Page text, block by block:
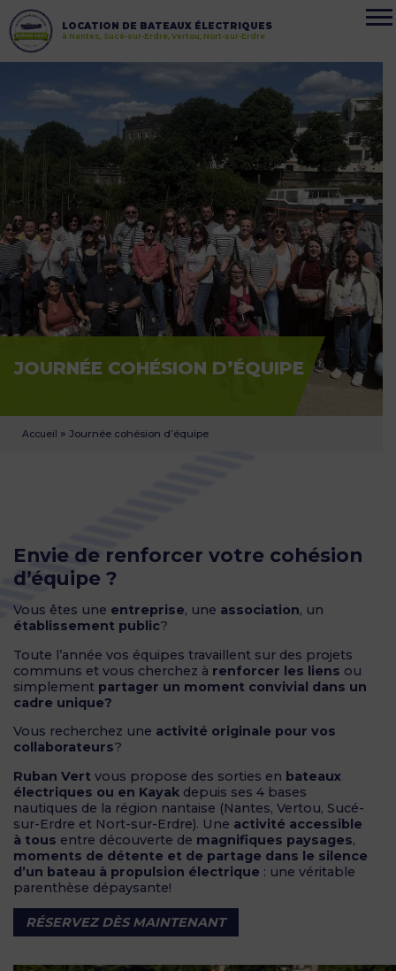
LOCATION DE BATEAUX ÉLECTRIQUES
à Nantes, Sucé-sur-Erdre, Vertou, Nort-sur-Erdre
JOURNÉE COHÉSION D’ÉQUIPE
Accueil » Journée cohésion d’équipe
Envie de renforcer votre cohésion
d’équipe ?
Vous êtes une entreprise, une association, un
établissement public?
Toute l’année vos équipes travaillent sur des projets
communs et vous cherchez à renforcer les liens ou
simplement partager un moment convivial dans un
cadre unique?
Vous recherchez une activité originale pour vos
collaborateurs?
Ruban Vert vous propose des sorties en bateaux
électriques ou en Kayak depuis ses 4 bases
nautiques de la région nantaise (Nantes, Vertou, Sucé-
sur-Erdre et Nort-sur-Erdre). Une activité accessible
à tous entre découverte de magnifiques paysages,
moments de détente et de partage dans le silence
d’un bateau à propulsion électrique : une véritable
parenthèse dépaysante!
RÉSERVEZ DÈS MAINTENANT